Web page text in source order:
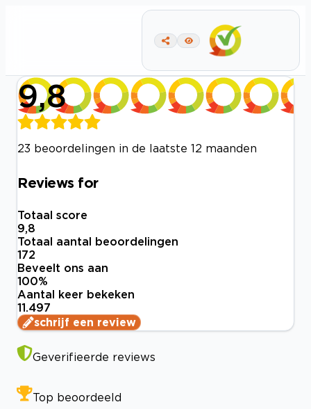
9,8
23 beoordelingen in de laatste 12 maanden
Reviews for
Totaal score
9,8
Totaal aantal beoordelingen
172
Beveelt ons aan
100%
Aantal keer bekeken
11.497
schrijf een review
Geverifieerde reviews
Top beoordeeld